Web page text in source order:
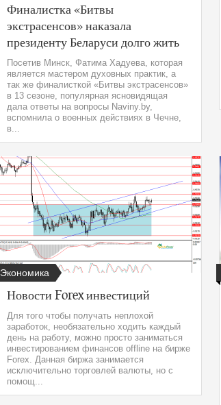
Финалистка «Битвы
экстрасенсов» наказала
президенту Беларуси долго жить
Посетив Минск, Фатима Хадуева, которая
является мастером духовных практик, а
так же финалисткой «Битвы экстрасенсов»
в 13 сезоне, популярная ясновидящая
дала ответы на вопросы Naviny.by,
вспомнила о военных действиях в Чечне,
в...
Экономика
Новости Forex инвестиций
Для того чтобы получать неплохой
заработок, необязательно ходить каждый
день на работу, можно просто заниматься
инвестированием финансов offline на бирже
Forex. Данная биржа занимается
исключительно торговлей валюты, но с
помощ...